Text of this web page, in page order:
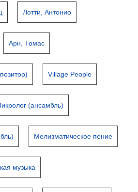
Лотти, Антонио
Арн, Томас
Village People
(ансамбль)
Мелизматическое пение
музыка